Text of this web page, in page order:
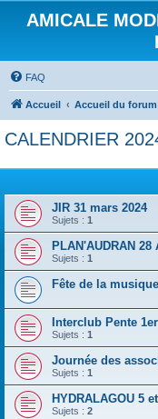
AMICALE
FAQ
Accueil Accueil du forum
CALENDRIER
JIR 31 mars 2024
Sujets : 1
PLAN'AUDRAN 28
Sujets : 1
Fête de la
Interclub Pente
Sujets : 1
Journée des
Sujets : 1
HYDRALAGOU 5
Sujets : 2